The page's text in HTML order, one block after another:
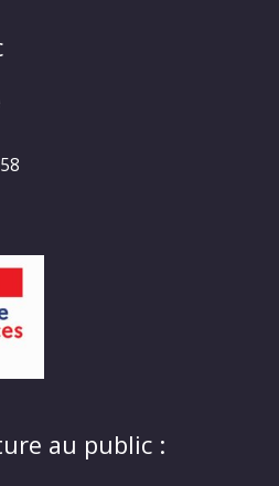
au public :